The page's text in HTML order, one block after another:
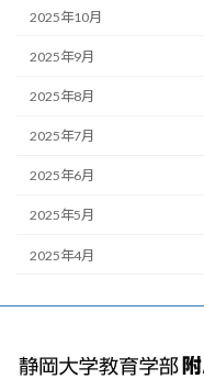
2025年10月
2025年9月
2025年8月
2025年7月
2025年6月
2025年5月
2025年4月